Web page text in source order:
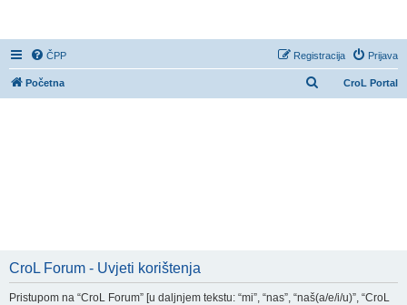
ČPP Prijava
Registracija
CroL Portal
Početna
CroL Forum - Uvjeti korištenja
Pristupom na “CroL Forum” [u daljnjem tekstu: “mi”, “nas”, “naš(a/e/i/u)”, “CroL